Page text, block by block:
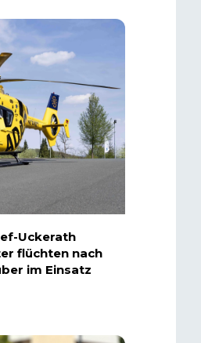
Uckerath
flüchten nach
im Einsatz